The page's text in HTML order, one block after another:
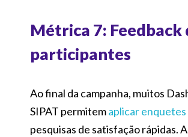
Métrica 7: Feedback
participantes
Ao final da campanha, muitos
SIPAT permitemaplicar enquetes
pesquisas de satisfação rápidas.